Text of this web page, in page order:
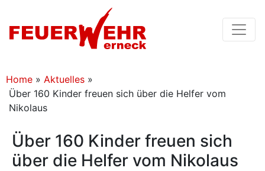
Home » Aktuelles »
Über 160 Kinder freuen sich über die Helfer vom
Nikolaus
Über 160 Kinder freuen sich
über die Helfer vom Nikolaus